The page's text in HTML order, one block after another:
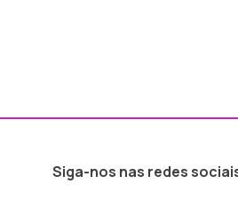
Siga-nos nas redes